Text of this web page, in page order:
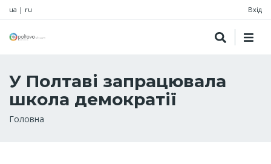
ua | ru Вхід
У Полтаві запрацювала
школа демократії
Рядок
Головна